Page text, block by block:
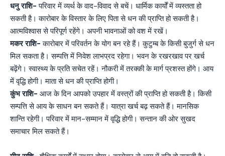
धनु राशि- परिवार में व्यर्थ के वाद-विवाद से बचें। धार्मिक कार्यों में व्यस्तता हो
सकती है। कारोबार के विस्तार के लिए पिता से धन की प्राप्ति‍ हो सकती है।
आत्मविश्वास से परिपूर्ण रहेंगे। अपनी भावनाओं को वश में रखें।
मकर राशि- कारोबार में परिवर्तन के योग बन रहे हैं। कुटुम्ब के किसी बुजुर्ग से धन
मिल सकता है। सम्पत्ति में निवेश लाभप्रद रहेगा। भवन के रखरखाव पर खर्च
बढ़ेंगे। स्वास्थ्‍य के प्रति सचेत रहें। नौकरी में तरक्की के मार्ग प्रशस्त होंगे। आय
में वृद्धि होगी। माता से धन की प्राप्‍त‍ि होगी।
कुंभ राशि- आज के दिन आपको उपहार में वस्त्रों की प्राप्ति‍ हो सकती है। किसी
सम्पत्ति से आय के साधन बन सकते हैं। यात्रा खर्च बढ़ सकते हैं। मानसिक
शान्ति रहेगी। परिवार में मान-सम्मान में वृद्धि होगी। सन्तान की ओर सुखद
समाचार मिल सकते हैं।